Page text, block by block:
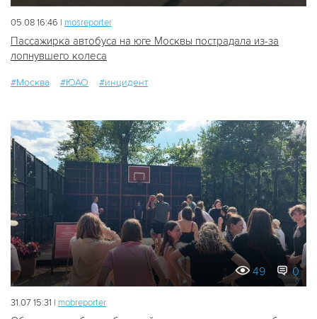
05.08 16:46 | mosreporter
Пассажирка автобуса на юге Москвы пострадала из-за
лопнувшего колеса
#Москва #ЮАО #инцидент
49 0
31.07 15:31 | mobreporter